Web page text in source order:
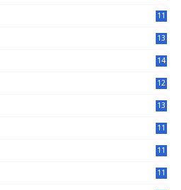
11
13
14
12
13
11
11
11